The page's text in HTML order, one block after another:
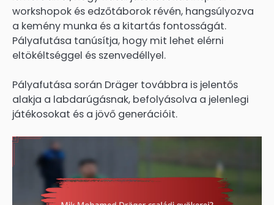
workshopok és edzőtáborok révén, hangsúlyozva
a kemény munka és a kitartás fontosságát.
Pályafutása tanúsítja, hogy mit lehet elérni
eltökéltséggel és szenvedéllyel.
Pályafutása során Dräger továbbra is jelentős
alakja a labdarúgásnak, befolyásolva a jelenlegi
játékosokat és a jövő generációit.